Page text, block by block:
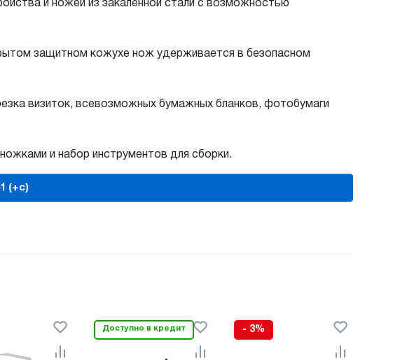
и ножей из закаленной стали с возможностью
защитном кожухе нож удерживается в безопасном
визиток, всевозможных бумажных бланков, фотобумаги
и набор инструментов для сборки.
(+с)
Доступно в кредит - 3%